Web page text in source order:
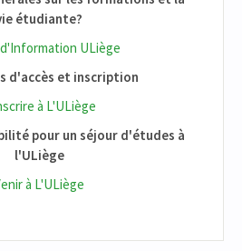
étudiante?
ULiège
d'accès et inscription
à L'ULiège
pour un séjour d'études à
l'ULiège
à L'ULiège